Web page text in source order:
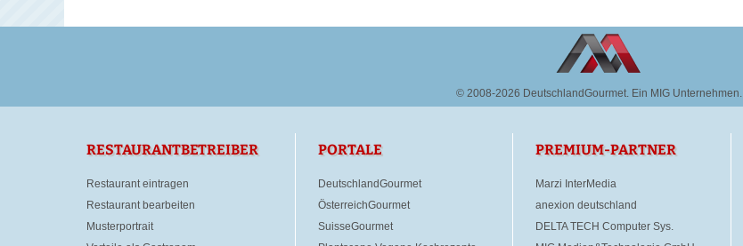
© 2008-2026 DeutschlandGourmet. Ein MIG Unternehmen.
RESTAURANTBETREIBER
Restaurant eintragen
Restaurant bearbeiten
Musterportrait
PORTALE
DeutschlandGourmet
ÖsterreichGourmet
SuisseGourmet
PREMIUM-PARTNER
Marzi InterMedia
anexion deutschland
DELTA TECH Computer Sys.